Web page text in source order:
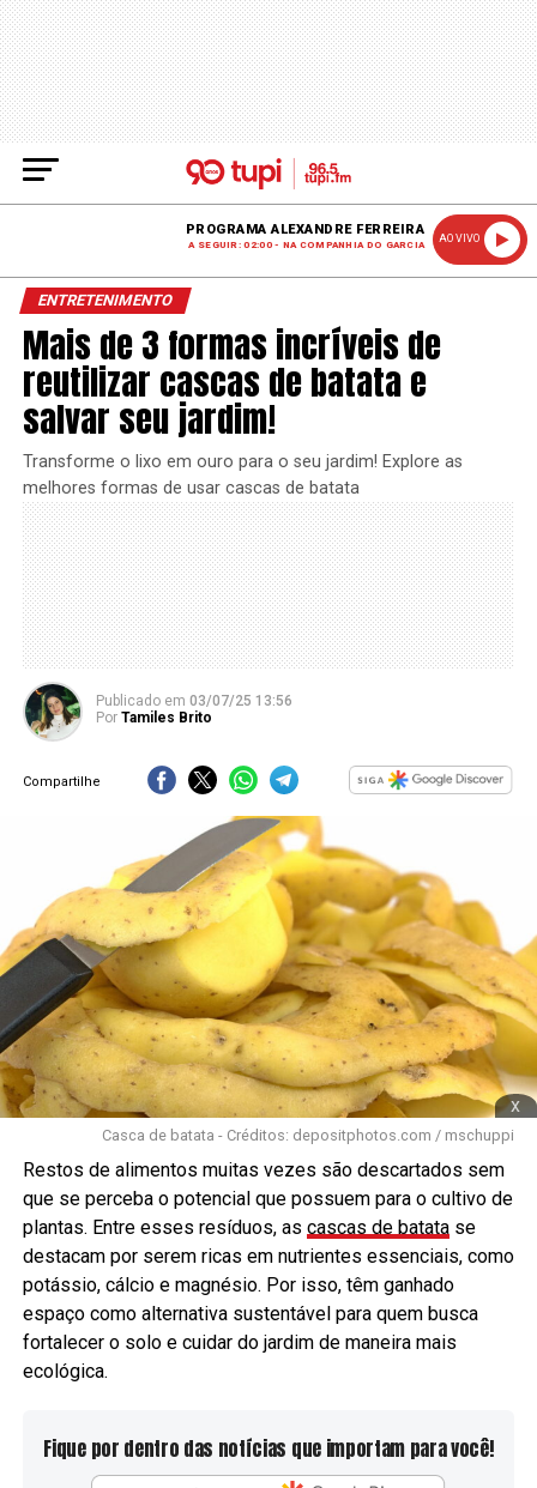
PROGRAMA ALEXANDRE FERREIRA
A SEGUIR: 02:00 - NA COMPANHIA DO GARCIA
AO VIVO
ENTRETENIMENTO
Mais de 3 formas incríveis de
reutilizar cascas de batata e
salvar seu jardim!
Transforme o lixo em ouro para o seu jardim! Explore as
melhores formas de usar cascas de batata
Publicado em 03/07/25 13:56
Por Tamiles Brito
Compartilhe
x
Casca de batata - Créditos: depositphotos.com / mschuppi
Restos de alimentos muitas vezes são descartados sem
que se perceba o potencial que possuem para o cultivo de
plantas. Entre esses resíduos, as cascas de batatase
destacam por serem ricas em nutrientes essenciais, como
potássio, cálcio e magnésio. Por isso, têm ganhado
espaço como alternativa sustentável para quem busca
fortalecer o solo e cuidar do jardim de maneira mais
ecológica.
Fique por dentro das notícias que importam para você!